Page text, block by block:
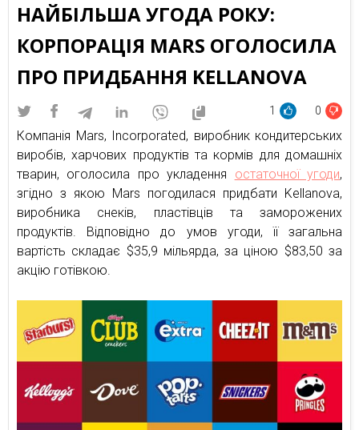
НАЙБІЛЬША УГОДА РОКУ:
КОРПОРАЦІЯ MARS ОГОЛОСИЛА
ПРО ПРИДБАННЯ KELLANOVA
1 0
Компанія Mars, Incorporated, виробник кондитерських
виробів, харчових продуктів та кормів для домашніх
тварин, оголосила про укладення остаточної угоди,
згідно з якою Mars погодилася придбати Kellanova,
виробника снеків, пластівців та заморожених
продуктів. Відповідно до умов угоди, її загальна
вартість складає $35,9 мільярда, за ціною $83,50 за
акцію готівкою.